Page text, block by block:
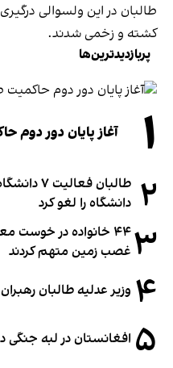
طالبان در این ولسوالی
کشته و زخمی شدند.
پربازدیدترین‌ها
۱ آغاز پایان دور دوم
۲ دانشگاه را لغو کرد
۳
۴۴ خانواده در خوست
غصب زمین متهم کردند
۴ وزیر عدلیه طالبان
۵ افغانستان در لبه جنگی